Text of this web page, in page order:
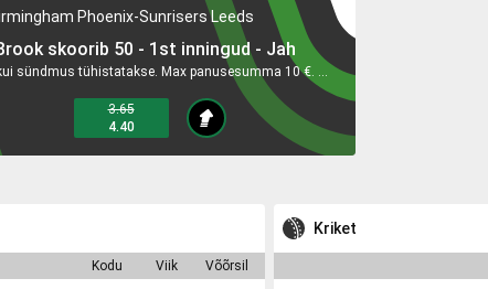
Phoenix-Sunrisers Leeds
skoorib 50 - 1st inningud - Jah
Tagastatakse, kui sündmus tühistatakse. Max panusesumma 10 €. Max võit 1000 €.
3.65
4.40
Kodu Viik Võõrsil
Kriket